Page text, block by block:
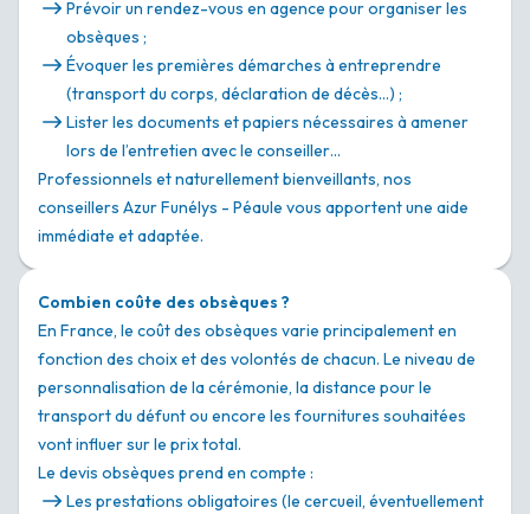
Prévoir un rendez-vous en agence pour organiser les
obsèques ;
Évoquer les premières démarches à entreprendre
(transport du corps, déclaration de décès…) ;
Lister les documents et papiers nécessaires à amener
lors de l’entretien avec le conseiller…
Professionnels et naturellement bienveillants, nos
conseillers Azur Funélys - Péaule vous apportent une aide
immédiate et adaptée.
Combien coûte des obsèques ?
En France, le coût des obsèques varie principalement en
fonction des choix et des volontés de chacun. Le niveau de
personnalisation de la cérémonie, la distance pour le
transport du défunt ou encore les fournitures souhaitées
vont influer sur le prix total.
Le devis obsèques prend en compte :
Les prestations obligatoires (le cercueil, éventuellement